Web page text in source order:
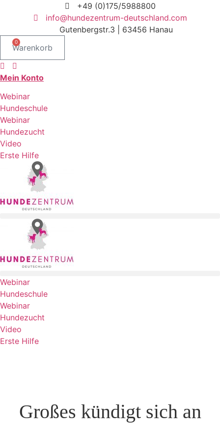
+49 (0)175/5988800
info@hundezentrum-deutschland.com
Gutenbergstr.3 | 63456 Hanau
0
Warenkorb
Mein Konto
Webinar
Hundeschule
Webinar
Hundezucht
Video
Erste Hilfe
Webinar
Hundeschule
Webinar
Hundezucht
Video
Erste Hilfe
Großes kündigt sich an